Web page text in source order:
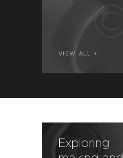
VIEW ALL
Exploring